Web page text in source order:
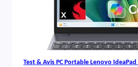
Test & Avis PC Portable Lenovo IdeaPad